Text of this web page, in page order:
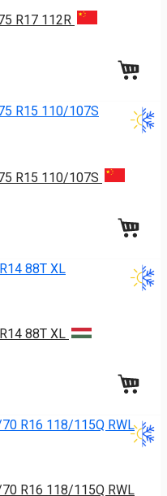
R17 112R
R15 110/107S
88T XL
R16 118/115Q RWL